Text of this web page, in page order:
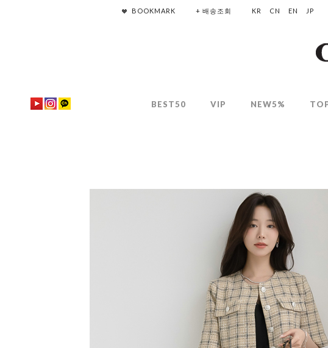
BOOKMARK + 배송조회 KR CN EN JP
BEST50 VIP NEW5%